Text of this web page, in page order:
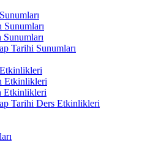
Sunumları
Sunumları
Tarihi Sunumları
Etkinlikleri
Etkinlikleri
Etkinlikleri
Tarihi Ders Etkinlikleri